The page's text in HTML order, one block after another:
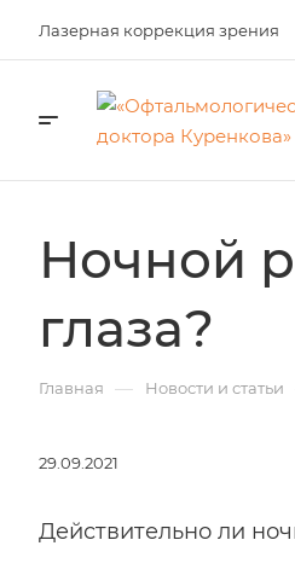
Лазерная коррекция зрения
Ночной
глаза?
Главная — Новости и статьи
29.09.2021
Действительно ли